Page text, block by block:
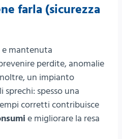
farla (sicurezza
mantenuta
perdite, anomalie
un impianto
spesso una
corretti contribuisce
e migliorare la resa